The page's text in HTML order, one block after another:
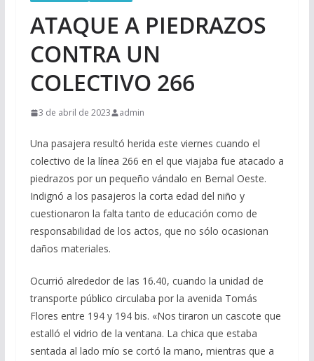
ATAQUE A PIEDRAZOS
CONTRA UN
COLECTIVO 266
3 de abril de 2023 admin
Una pasajera resultó herida este viernes cuando el
colectivo de la línea 266 en el que viajaba fue atacado a
piedrazos por un pequeño vándalo en Bernal Oeste.
Indignó a los pasajeros la corta edad del niño y
cuestionaron la falta tanto de educación como de
responsabilidad de los actos, que no sólo ocasionan
daños materiales.
Ocurrió alrededor de las 16.40, cuando la unidad de
transporte público circulaba por la avenida Tomás
Flores entre 194 y 194 bis. «Nos tiraron un cascote que
estalló el vidrio de la ventana. La chica que estaba
sentada al lado mío se cortó la mano, mientras que a